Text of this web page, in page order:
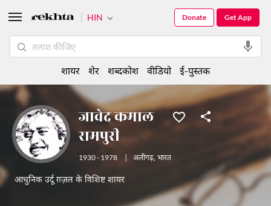
जावेद कमाल
रामपुरी
1930 - 1978 अलीगढ़, भारत
आधुनिक उर्दू ग़ज़ल के विशिष्ट शायर
HIN Get App
Donate
शायर शेर शब्दकोश वीडियो ई-पुस्तक